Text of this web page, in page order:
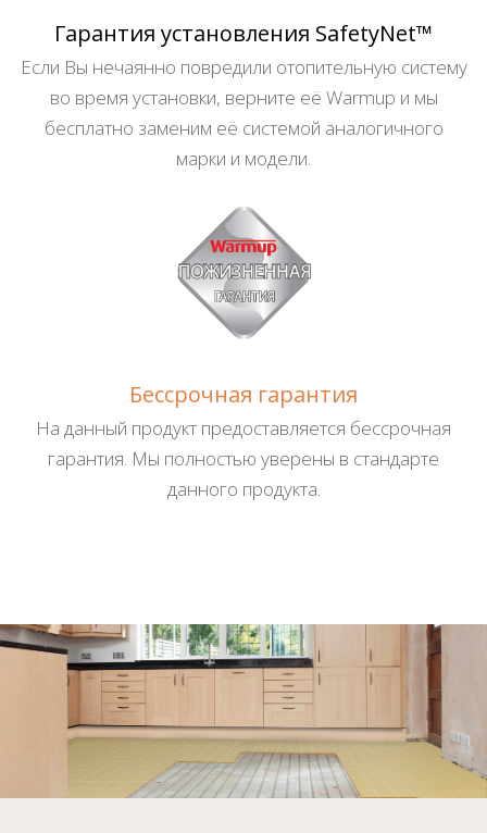
Гарантия установления SafetyNet™
Если Вы нечаянно повредили отопительную систему
во время установки, верните её Warmup и мы
бесплатно заменим её системой аналогичного
марки и модели.
Бессрочная гарантия
На данный продукт предоставляется бессрочная
гарантия. Мы полностью уверены в стандарте
данного продукта.